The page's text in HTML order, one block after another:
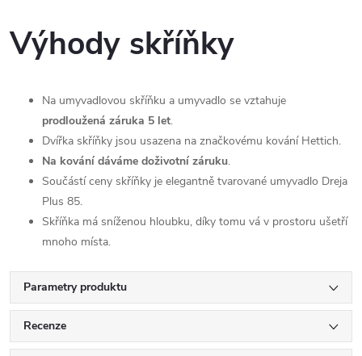
Výhody skříňky
Na umyvadlovou skříňku a umyvadlo se vztahuje
prodloužená záruka 5 let.
Dvířka skříňky jsou usazena na značkovému kování Hettich.
Na kování dáváme doživotní záruku.
Součástí ceny skříňky je elegantně tvarované umyvadlo Dreja
Plus 85.
Skříňka má sníženou hloubku, díky tomu vá v prostoru ušetří
mnoho místa.
Parametry produktu
Recenze